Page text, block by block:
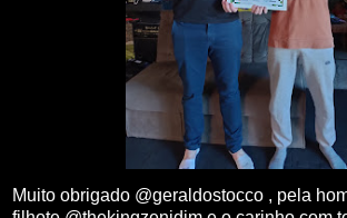
Muito obrigado @geraldostocco , pela